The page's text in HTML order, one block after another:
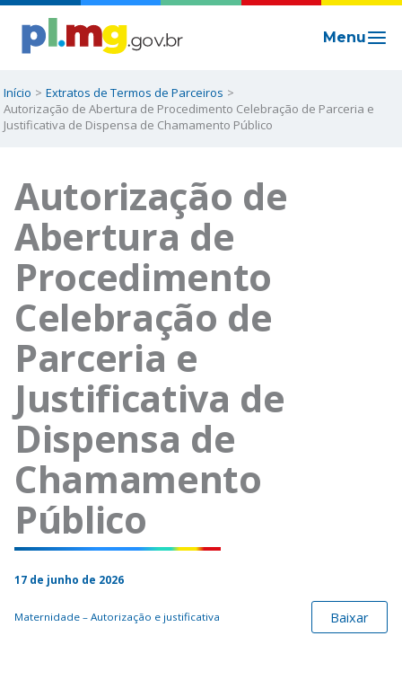
Início
Extratos de Termos de Parceiros
Autorização de Abertura de Procedimento Celebração de Parceria e
Justificativa de Dispensa de Chamamento Público
Autorização de
Abertura de
Procedimento
Celebração de
Parceria e
Justificativa de
Dispensa de
Chamamento
Público
17 de junho de 2026
Maternidade – Autorização e justificativa Baixar